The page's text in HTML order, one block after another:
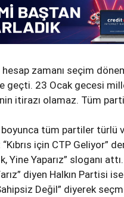
zamanı seçim
geçti. 23 Ocak gecesi
itirazı olamaz. Tüm
tüm partiler türlü
için CTP Geliyor”
Yine Yaparız” sloganı attı.
diyen Halkın Partisi
Değil” diyerek